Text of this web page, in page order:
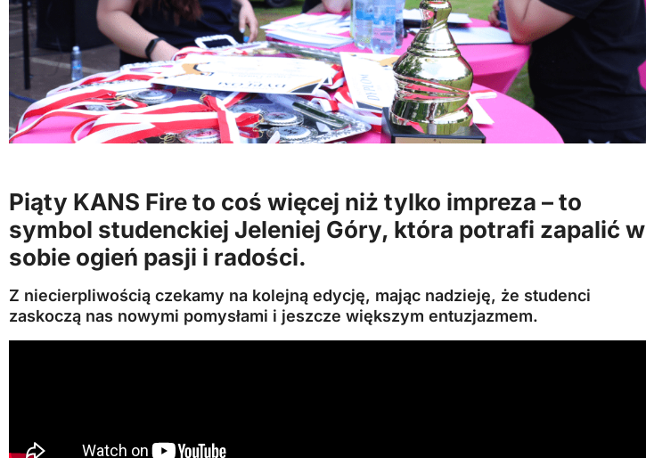
Piąty KANS Fire to coś więcej niż tylko impreza – to
symbol studenckiej Jeleniej Góry, która potrafi zapalić w
sobie ogień pasji i radości.
Z niecierpliwością czekamy na kolejną edycję, mając nadzieję, że studenci
zaskoczą nas nowymi pomysłami i jeszcze większym entuzjazmem.